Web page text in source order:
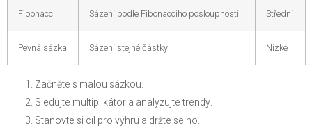
Fibonacci Sázení podle Fibonacciho posloupnosti Střední
Pevná sázka Sázení stejné částky Nízké
Začněte s malou sázkou.
Sledujte multiplikátor a analyzujte trendy.
Stanovte si cíl pro výhru a držte se ho.